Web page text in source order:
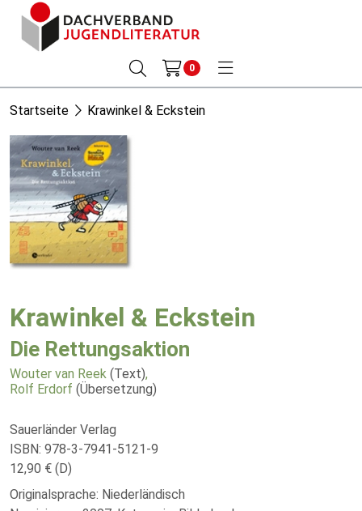
0
Startseite Krawinkel & Eckstein
Krawinkel & Eckstein
Die Rettungsaktion
Wouter van Reek (Text),
Rolf Erdorf (Übersetzung)
Sauerländer Verlag
ISBN: 978-3-7941-5121-9
12,90 € (D)
Originalsprache: Niederländisch